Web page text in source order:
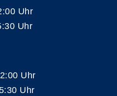
Uhr
Uhr
Uhr
Uhr